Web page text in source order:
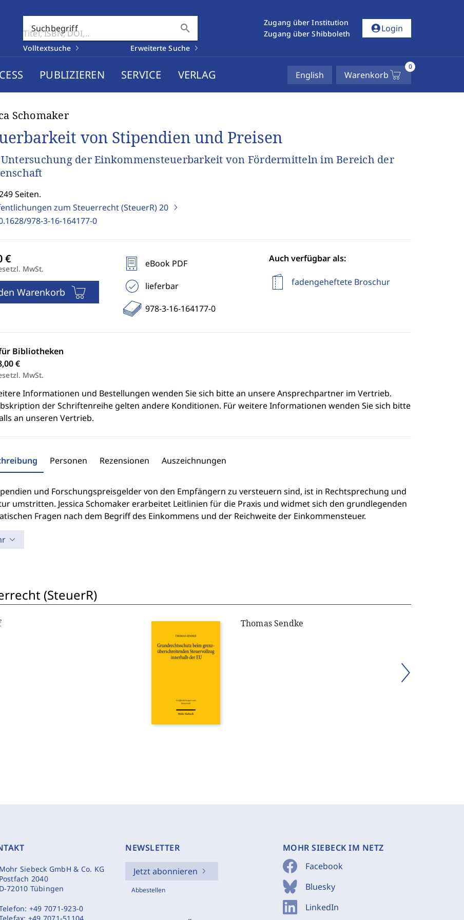
Suchbegriff search
Volltextsuche Erweiterte Suche
Zugang über Institution
Zugang über Shibboleth
account_circleLogin
PUBLIZIEREN SERVICE VERLAG English Warenkorb
0
Schomaker
von Stipendien und Preisen
der Einkommensteuerbarkeit von Fördermitteln im Bereich der
Seiten.
zum Steuerrecht (SteuerR)20
978-3-16-164177-0
MwSt.
Warenkorb
eBook PDF
lieferbar
978-3-16-164177-0
Auch verfügbar als:
fadengeheftete Broschur
Bibliotheken
€
MwSt.
Informationen und Bestellungen wenden Sie sich bitte an unsere Ansprechpartner im Vertrieb.
der Schriftenreihe gelten andere Konditionen. Für weitere Informationen wenden Sie sich bitte
an unseren Vertrieb.
Personen Rezensionen Auszeichnungen
und Forschungspreisgelder von den Empfängern zu versteuern sind, ist in Rechtsprechung und
umstritten. Jessica Schomaker erarbeitet Leitlinien für die Praxis und widmet sich den grundlegenden
Fragen nach dem Begriff des Einkommens und der Reichweite der Einkommensteuer.
(SteuerR)
Thomas Sendke
Mohr Siebeck GmbH & Co. KG
Postfach 2040
D-72010 Tübingen
+49 7071-923-0
NEWSLETTER
Jetzt abonnieren
Abbestellen
MOHR SIEBECK IM NETZ
Facebook
Bluesky
LinkedIn